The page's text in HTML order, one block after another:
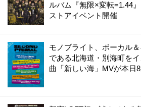
ルバム『無限×変転=1.44
ストアイベント開催
モノブライト、ボーカル
である北海道・別海町を
曲「新しい海」MVが本日